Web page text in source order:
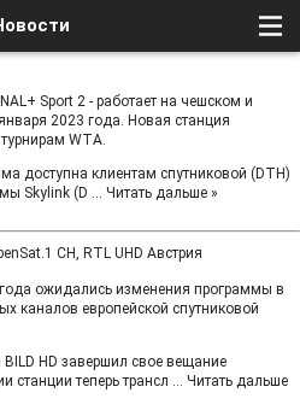
Sport 2 - работает на чешском и
2023 года. Новая станция
WTA.
доступна клиентам спутниковой (DTH)
Skylink (D ... Читать дальше »
CH, RTL UHD Австрия
ожидались изменения программы в
каналов европейской спутниковой
HD завершил свое вещание
станции теперь трансл ... Читать дальше